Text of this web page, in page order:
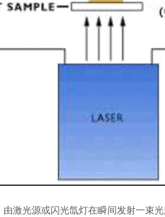
激光源或闪光氙灯在瞬间发射一束